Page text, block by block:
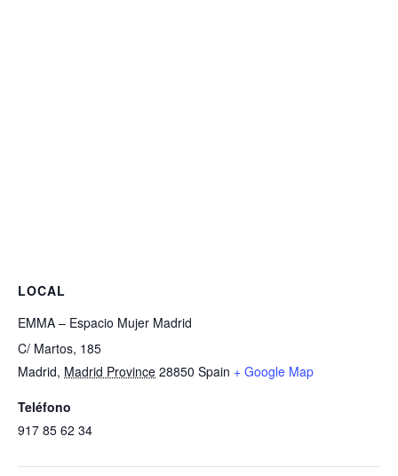
LOCAL
EMMA – Espacio Mujer Madrid
C/ Martos, 185
Madrid, Madrid Province 28850 Spain + Google Map
Teléfono
917 85 62 34